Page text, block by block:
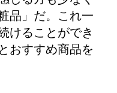
品」だ。これ一
けることができ
おすすめ商品を